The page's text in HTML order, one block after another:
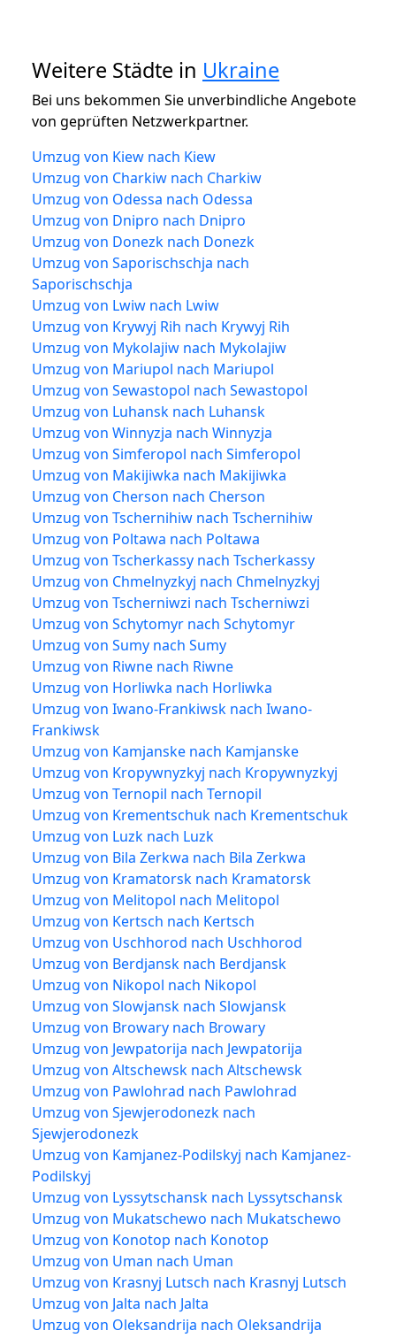
Weitere Städte in Ukraine
Bei uns bekommen Sie unverbindliche Angebote
von geprüften Netzwerkpartner.
Umzug von Kiew nach Kiew
Umzug von Charkiw nach Charkiw
Umzug von Odessa nach Odessa
Umzug von Dnipro nach Dnipro
Umzug von Donezk nach Donezk
Umzug von Saporischschja nach
Saporischschja
Umzug von Lwiw nach Lwiw
Umzug von Krywyj Rih nach Krywyj Rih
Umzug von Mykolajiw nach Mykolajiw
Umzug von Mariupol nach Mariupol
Umzug von Sewastopol nach Sewastopol
Umzug von Luhansk nach Luhansk
Umzug von Winnyzja nach Winnyzja
Umzug von Simferopol nach Simferopol
Umzug von Makijiwka nach Makijiwka
Umzug von Cherson nach Cherson
Umzug von Tschernihiw nach Tschernihiw
Umzug von Poltawa nach Poltawa
Umzug von Tscherkassy nach Tscherkassy
Umzug von Chmelnyzkyj nach Chmelnyzkyj
Umzug von Tscherniwzi nach Tscherniwzi
Umzug von Schytomyr nach Schytomyr
Umzug von Sumy nach Sumy
Umzug von Riwne nach Riwne
Umzug von Horliwka nach Horliwka
Umzug von Iwano-Frankiwsk nach Iwano-
Frankiwsk
Umzug von Kamjanske nach Kamjanske
Umzug von Kropywnyzkyj nach Kropywnyzkyj
Umzug von Ternopil nach Ternopil
Umzug von Krementschuk nach Krementschuk
Umzug von Luzk nach Luzk
Umzug von Bila Zerkwa nach Bila Zerkwa
Umzug von Kramatorsk nach Kramatorsk
Umzug von Melitopol nach Melitopol
Umzug von Kertsch nach Kertsch
Umzug von Uschhorod nach Uschhorod
Umzug von Berdjansk nach Berdjansk
Umzug von Nikopol nach Nikopol
Umzug von Slowjansk nach Slowjansk
Umzug von Browary nach Browary
Umzug von Jewpatorija nach Jewpatorija
Umzug von Altschewsk nach Altschewsk
Umzug von Pawlohrad nach Pawlohrad
Umzug von Sjewjerodonezk nach
Sjewjerodonezk
Umzug von Kamjanez-Podilskyj nach Kamjanez-
Podilskyj
Umzug von Lyssytschansk nach Lyssytschansk
Umzug von Mukatschewo nach Mukatschewo
Umzug von Konotop nach Konotop
Umzug von Uman nach Uman
Umzug von Krasnyj Lutsch nach Krasnyj Lutsch
Umzug von Jalta nach Jalta
Umzug von Oleksandrija nach Oleksandrija